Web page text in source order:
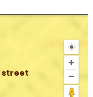
street